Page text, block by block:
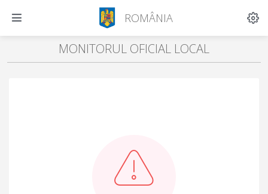
ROMÂNIA
MONITORUL OFICIAL LOCAL